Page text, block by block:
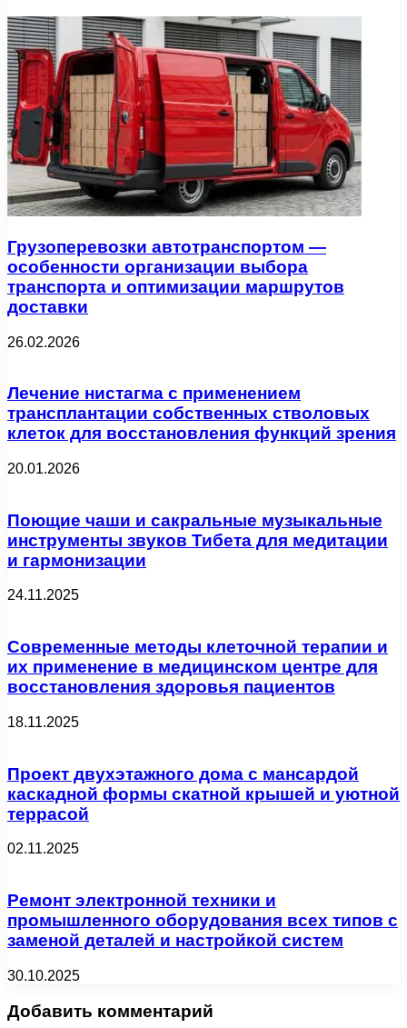
Грузоперевозки автотранспортом —
особенности организации выбора
транспорта и оптимизации маршрутов
доставки
26.02.2026
Лечение нистагма с применением
трансплантации собственных стволовых
клеток для восстановления функций зрения
20.01.2026
Поющие чаши и сакральные музыкальные
инструменты звуков Тибета для медитации
и гармонизации
24.11.2025
Современные методы клеточной терапии и
их применение в медицинском центре для
восстановления здоровья пациентов
18.11.2025
Проект двухэтажного дома с мансардой
каскадной формы скатной крышей и уютной
террасой
02.11.2025
Ремонт электронной техники и
промышленного оборудования всех типов с
заменой деталей и настройкой систем
30.10.2025
Добавить комментарий